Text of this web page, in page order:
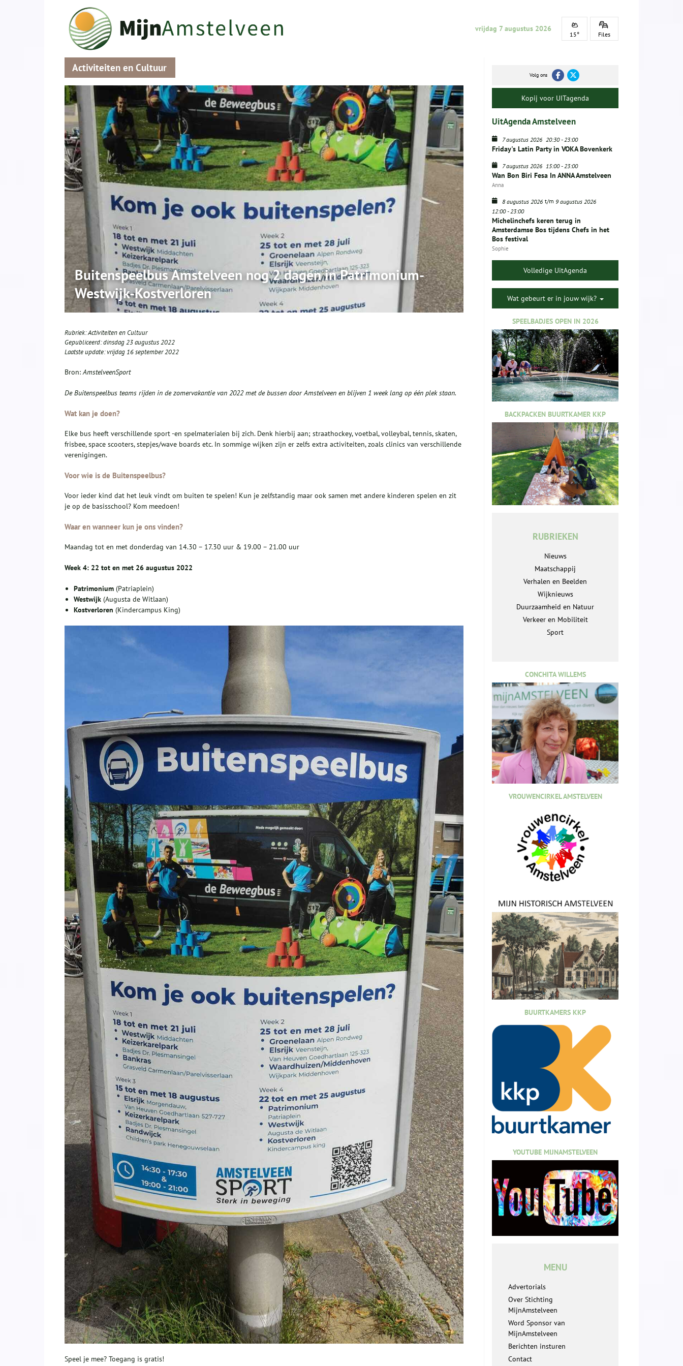
vrijdag 7 augustus 2026
15° Files
Activiteiten en Cultuur
Buitenspeelbus Amstelveen nog 2 dagen in Patrimonium-
Westwijk-Kostverloren
Rubriek:Activiteiten en Cultuur
Gepubliceerd:dinsdag 23 augustus 2022
Laatste update:vrijdag 16 september 2022
Bron:AmstelveenSport
De Buitenspeelbus teams rijden in de zomervakantie van 2022 met de bussen door Amstelveen en blijven 1 week lang op één plek staan.
Wat kan je doen?
Elke bus heeft verschillende sport -en spelmaterialen bij zich. Denk hierbij aan; straathockey, voetbal, volleybal, tennis, skaten,
frisbee, space scooters, stepjes/wave boards etc. In sommige wijken zijn er zelfs extra activiteiten, zoals clinics van verschillende
verenigingen.
Voor wie is de Buitenspeelbus?
Voor ieder kind dat het leuk vindt om buiten te spelen! Kun je zelfstandig maar ook samen met andere kinderen spelen en zit
je op de basisschool? Kom meedoen!
Waar en wanneer kun je ons vinden?
Maandag tot en met donderdag van 14.30 – 17.30 uur & 19.00 – 21.00 uur
Week 4: 22 tot en met 26 augustus 2022
Patrimonium (Patriaplein)
Westwijk (Augusta de Witlaan)
Kostverloren (Kindercampus King)
Speel je mee? Toegang is gratis!
Volg ons
Kopij voor UITagenda
UitAgenda Amstelveen
7 augustus 2026 20:30-23:00
Friday's Latin Party in VOKA Bovenkerk
7 augustus 2026 15:00-23:00
Wan Bon Biri Fesa In ANNA Amstelveen
Anna
8 augustus 2026 t/m 9 augustus 2026
12:00-23:00
Michelinchefs keren terug in
Amsterdamse Bos tijdens Chefs in het
Bos festival
Sophie
Volledige UitAgenda
Wat gebeurt er in jouw wijk?
SPEELBADJES OPEN IN 2026
BACKPACKEN BUURTKAMER KKP
RUBRIEKEN
Nieuws
Maatschappij
Verhalen en Beelden
Wijknieuws
Duurzaamheid en Natuur
Verkeer en Mobiliteit
Sport
CONCHITA WILLEMS
VROUWENCIRKEL AMSTELVEEN
BUURTKAMERS KKP
YOUTUBE MIJNAMSTELVEEN
MENU
Advertorials
Over Stichting
MijnAmstelveen
Word Sponsor van
MijnAmstelveen
Berichten insturen
Contact